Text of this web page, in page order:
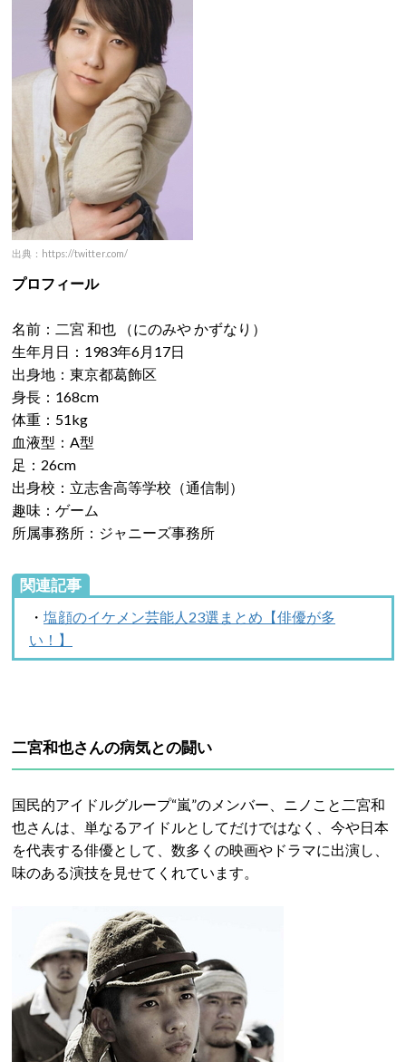
出典：https://twitter.com/
プロフィール
名前：二宮 和也 （にのみや かずなり）
生年月日：1983年6月17日
出身地：東京都葛飾区
身長：168cm
体重：51kg
血液型：A型
足：26cm
出身校：立志舎高等学校（通信制）
趣味：ゲーム
所属事務所：ジャニーズ事務所
関連記事
・ 塩顔のイケメン芸能人23選まとめ【俳優が多
い！】
二宮和也さんの病気との闘い
国民的アイドルグループ“嵐”のメンバー、ニノこと二宮和
也さんは、単なるアイドルとしてだけではなく、今や日本
を代表する俳優として、数多くの映画やドラマに出演し、
味のある演技を見せてくれています。